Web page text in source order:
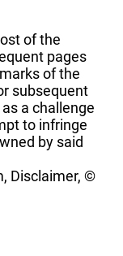
of the
pages
of the
subsequent
a challenge
to infringe
by said
Disclaimer, ©